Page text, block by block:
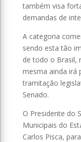
também visa
demandas de
A categoria
sendo esta tão
de todo o Brasil,
mesma ainda irá
tramitação
Senado.
O Presidente do
Municipais do
Carlos Pisca,